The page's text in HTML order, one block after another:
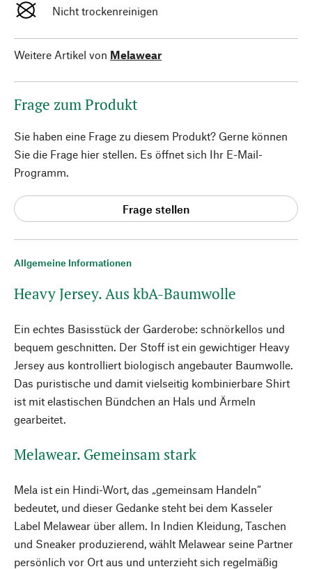
Allgemeine Informationen
Heavy Jersey. Aus kbA-Baumwolle
Ein echtes Basisstück der Garderobe: schnörkellos und
bequem geschnitten. Der Stoff ist ein gewichtiger Heavy
Jersey aus kontrolliert biologisch angebauter Baumwolle.
Das puristische und damit vielseitig kombinierbare Shirt
ist mit elastischen Bündchen an Hals und Ärmeln
gearbeitet.
Melawear. Gemeinsam stark
Mela ist ein Hindi-Wort, das „gemeinsam Handeln“
bedeutet, und dieser Gedanke steht bei dem Kasseler
Label Melawear über allem. In Indien Kleidung, Taschen
und Sneaker produzierend, wählt Melawear seine Partner
persönlich vor Ort aus und unterzieht sich regelmäßig
Nicht trockenreinigen
Weitere Artikel von Melawear
Frage zum Produkt
Sie haben eine Frage zu diesem Produkt? Gerne können
Sie die Frage hier stellen. Es öffnet sich Ihr E-Mail-
Programm.
Frage stellen